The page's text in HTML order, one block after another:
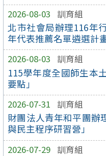
2026-08-03 訓育組
北市社會局辦理116年
年代表推薦名單遴選計
2026-08-03 訓育組
115學年度全國師生本
要點」
2026-07-31 訓育組
財團法人青年和平團辦
與民主程序研習營」
2026-07-29 訓育組